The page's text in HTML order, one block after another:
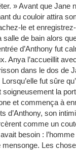
» Avant que Jane
du couloir attira
le et
de bain alors
d’Anthony fut
Anya l’accueillit
dans le dos de
fut sûre
soigneusement la
et commença à
d’Anthony, son
comme un
besoin : l’homme
Les